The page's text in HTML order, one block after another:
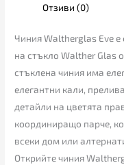
Отзиви (0)
Чиния Waltherglas Eve е
на стъкло Walther Glas
стъклена чиния има
елегантни кали,
детайли на цветята
координиращо парче,
всеки дом или
Открийте чиния